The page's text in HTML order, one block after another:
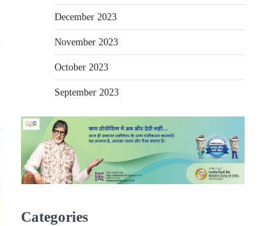
December 2023
November 2023
October 2023
September 2023
Categories